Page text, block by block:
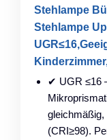
Stehlampe
Stehlampe
✔ UGR ≤16
(CRI≥98).